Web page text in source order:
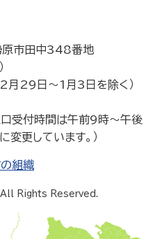
市田中348番地
月29日～1月3日を除く）
口受付時間は午前9時～午後
更しています。）
組織
Rights Reserved.